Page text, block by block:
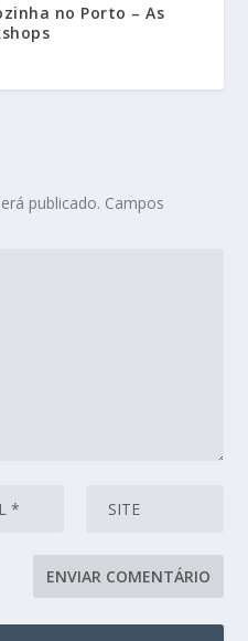
no Porto – As
publicado. Campos